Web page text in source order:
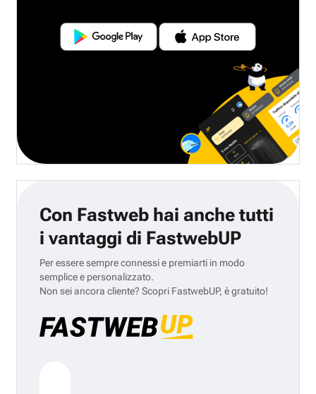
Con Fastweb hai anche tutti
i vantaggi di FastwebUP
Per essere sempre connessi e premiarti in modo
semplice e personalizzato.
Non sei ancora cliente? Scopri FastwebUP, è gratuito!